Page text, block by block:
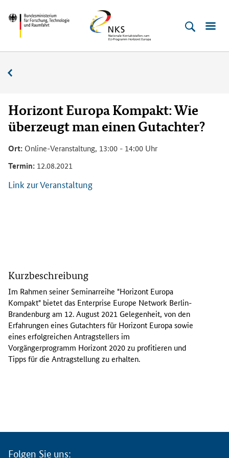
zum
Inhalt
(Eingabetaste)
zum
Hauptmenu
(Eingabetaste)
zur
Suche
(Eingabetaste)
zur
Fußleiste
(Enter)
Bundesministerium
Technologie
Raumfahrt
Horizont
Europa
Horizont Europa Kompakt: Wie
überzeugt man einen Gutachter?
Ort: Online-Veranstaltung, 13:00 - 14:00 Uhr
Termin: 12.08.2021
Link zur Veranstaltung
R
a
h
m
e
n
s
e
i
Kurzbeschreibung
Im Rahmen seiner Seminarreihe "Horizont Europa
Kompakt" bietet das Enterprise Europe Network Berlin-
Brandenburg am 12. August 2021 Gelegenheit, von den
Erfahrungen eines Gutachters für Horizont Europa sowie
eines erfolgreichen Antragstellers im
Vorgängerprogramm Horizont 2020 zu profitieren und
Tipps für die Antragstellung zu erhalten.
Folgen Sie uns: